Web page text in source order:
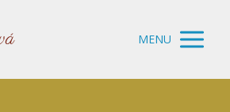
MENU